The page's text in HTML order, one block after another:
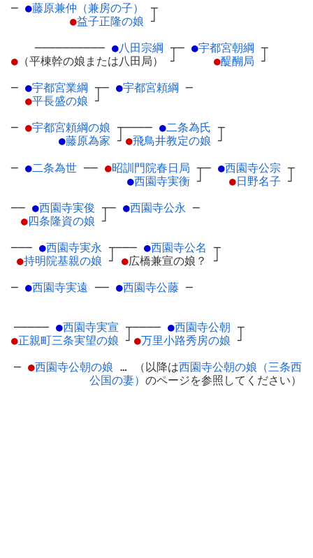
─ ●藤原兼仲（兼房の子）
┬
●益子正隆の娘 ┘
────────── ●八田宗綱 ┬
● （平棟幹の娘または八田局） ┘
─ ●宇都宮朝綱 ┬
●醍醐局 ┘
─ ●宇都宮業綱 ┬
●平長盛の娘 ┘
─ ●宇都宮頼綱 ─
─ ●宇都宮頼綱の娘 ┬
●藤原為家 ┘
──── ●二条為氏 ┬
●飛鳥井教定の娘 ┘
─ ●二条為世 ── ●昭訓門院春日局 ┬
●西園寺実衡 ┘
─ ●西園寺公宗 ┬
●日野名子 ┘
── ●西園寺実俊 ┬
●四条隆資の娘 ┘
─ ●西園寺公永 ─
─── ●西園寺実永 ┬
●持明院基親の娘 ┘
─── ●西園寺公名 ┬
●広橋兼宣の娘？ ┘
─ ●西園寺実遠 ── ●西園寺公藤 ─
───── ●西園寺実宣 ┬
●正親町三条実望の娘 ┘
──── ●西園寺公朝 ┬
●万里小路秀房の娘 ┘
─ ●西園寺公朝の娘 … （以降は西園寺公朝の娘（三条西
公国の妻） のページを参照してください）